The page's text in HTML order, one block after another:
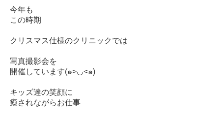
今年も
この時期
クリスマス仕様のクリニックでは
写真撮影会を
開催しています(๑>◡<๑)
キッズ達の笑顔に
癒されながらお仕事